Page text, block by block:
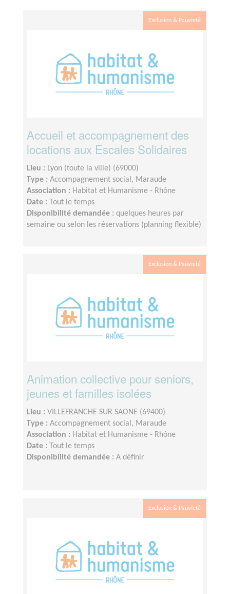
Exclusion & Pauvreté
Accueil et accompagnement des
locations aux Escales Solidaires
Lieu : Lyon (toute la ville) (69000)
Type : Accompagnement social, Maraude
Association : Habitat et Humanisme - Rhône
Date :
Tout le temps
Disponibilité demandée : quelques heures par
semaine ou selon les réservations (planning flexible)
Exclusion & Pauvreté
Animation collective pour seniors,
jeunes et familles isolées
Lieu : VILLEFRANCHE SUR SAONE (69400)
Type : Accompagnement social, Maraude
Association : Habitat et Humanisme - Rhône
Date :
Tout le temps
Disponibilité demandée : A définir
Exclusion & Pauvreté